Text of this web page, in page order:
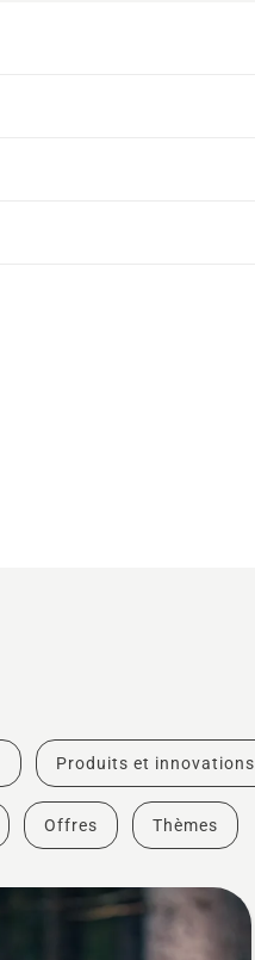
Produits et innovations
Offres Thèmes